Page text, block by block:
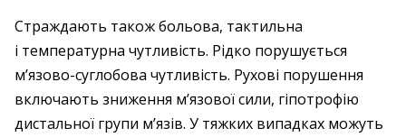
Страждають також больова, тактильна
і температурна чутливість. Рідко порушується
м’язово-суглобова чутливість. Рухові порушення
включають зниження м’язової сили, гіпотрофію
дистальної групи м’язів. У тяжких випадках можуть